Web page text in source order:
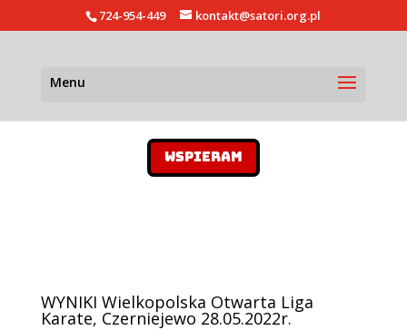
724-954-449 kontakt@satori.org.pl
WSPIERAM
WYNIKI Wielkopolska Otwarta Liga
Karate, Czerniejewo 28.05.2022r.